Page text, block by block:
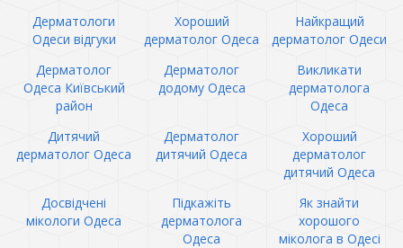
Дерматологи
Одеси відгуки
Хороший
дерматолог Одеса
Найкращий
дерматолог Одеси
Дерматолог
Одеса Київський
район
Дерматолог
додому Одеса
Викликати
дерматолога
Одеса
Дитячий
дерматолог Одеса
Дерматолог
дитячий Одеса
Хороший
дерматолог
дитячий Одеса
Досвідчені
мікологи Одеса
Підкажіть
дерматолога
Одеса
Як знайти
хорошого
міколога в Одесі